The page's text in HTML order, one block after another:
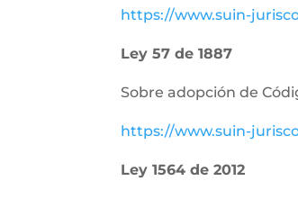
https://www.suin-
Ley 57 de 1887
Sobre adopción de
https://www.suin-
Ley 1564 de 2012